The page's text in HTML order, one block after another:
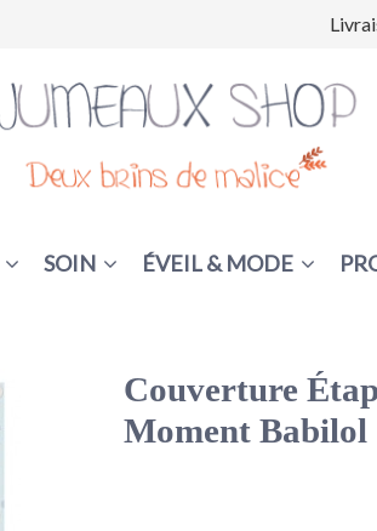
SOIN ÉVEIL & MODE
Couverture
Moment Babilol